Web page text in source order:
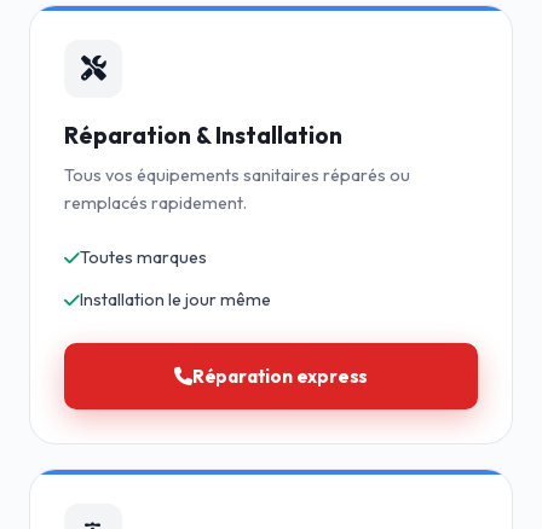
Réparation & Installation
Tous vos équipements sanitaires réparés ou
remplacés rapidement.
Toutes marques
Installation le jour même
Réparation express